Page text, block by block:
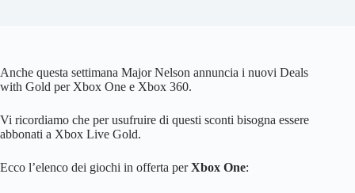
Anche questa settimana Major Nelson annuncia i nuovi Deals
with Gold per Xbox One e Xbox 360.
Vi ricordiamo che per usufruire di questi sconti bisogna essere
abbonati a Xbox Live Gold.
Ecco l’elenco dei giochi in offerta perXbox One: